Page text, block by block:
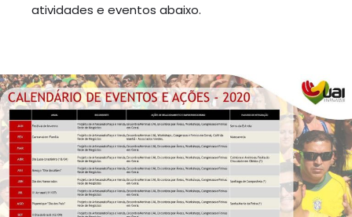
atividades e eventos abaixo.